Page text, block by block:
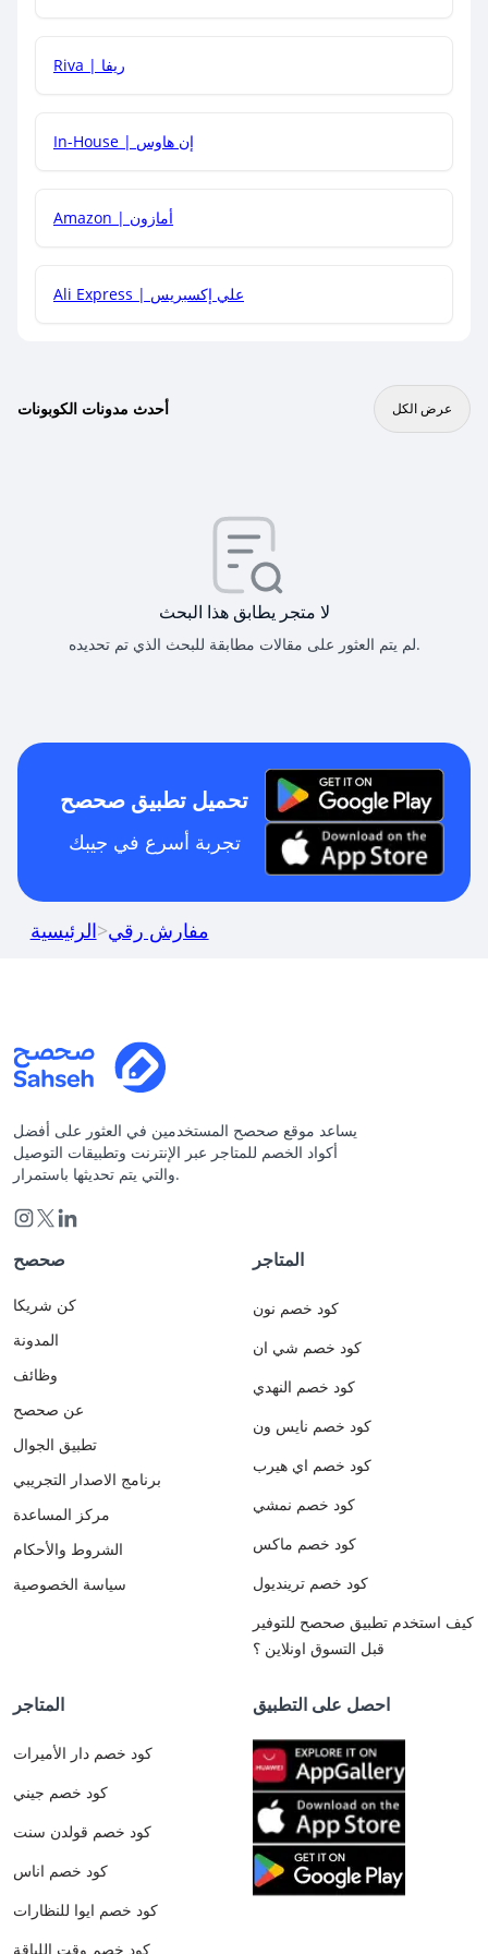
هل يمكنني جمع كود خصم مع العروض الأخرى؟
Riva | ريفا
In-House | إن هاوس
Amazon | أمازون
Ali Express | علي إكسبريس
أحدث مدونات الكوبونات عرض الكل
لا متجر يطابق هذا البحث
لم يتم العثور على مقالات مطابقة للبحث الذي تم تحديده.
تحميل تطبيق صحصح
تجربة أسرع في جيبك
الرئيسية>مفارش رقي
يساعد موقع صحصح المستخدمين في العثور على أفضل
أكواد الخصم للمتاجر عبر الإنترنت وتطبيقات التوصيل
والتي يتم تحديثها باستمرار.
صحصح
كن شريكا
المدونة
وظائف
عن صحصح
تطبيق الجوال
برنامج الاصدار التجريبي
مركز المساعدة
الشروط والأحكام
سياسة الخصوصية
المتاجر
كود خصم نون
كود خصم شي ان
كود خصم النهدي
كود خصم نايس ون
كود خصم اي هيرب
كود خصم نمشي
كود خصم ماكس
كود خصم ترينديول
كيف استخدم تطبيق صحصح للتوفير
قبل التسوق اونلاين ؟
المتاجر
كود خصم دار الأميرات
كود خصم جيني
كود خصم قولدن سنت
كود خصم اناس
كود خصم ايوا للنظارات
كود خصم وقت اللياقة
احصل على التطبيق